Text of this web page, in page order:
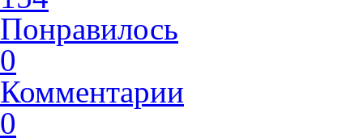
Понравилось
0
Комментарии
0